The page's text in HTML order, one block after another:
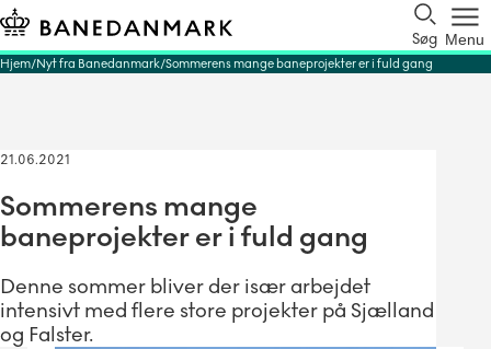
Søg Menu
Hjem Nyt fra Banedanmark Sommerens mange baneprojekter er i fuld gang
21.06.2021
Sommerens mange
baneprojekter er i fuld gang
Denne sommer bliver der især arbejdet
intensivt med flere store projekter på Sjælland
og Falster.